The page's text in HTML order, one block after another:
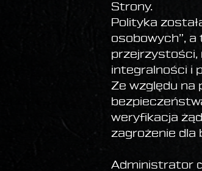
Strony.
Polityka
osobowych”,
przejrzystości,
integralności i
Ze względu na
weryfikacja
zagrożenie dla
Administrator